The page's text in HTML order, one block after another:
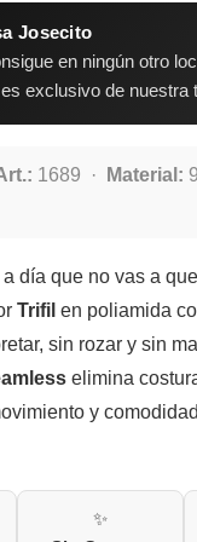
Josecito
en ningún otro
exclusivo de nuestra
1689 · Material:
día que no vas a
Trifil en poliamida
sin rozar y sin
elimina
y
✨